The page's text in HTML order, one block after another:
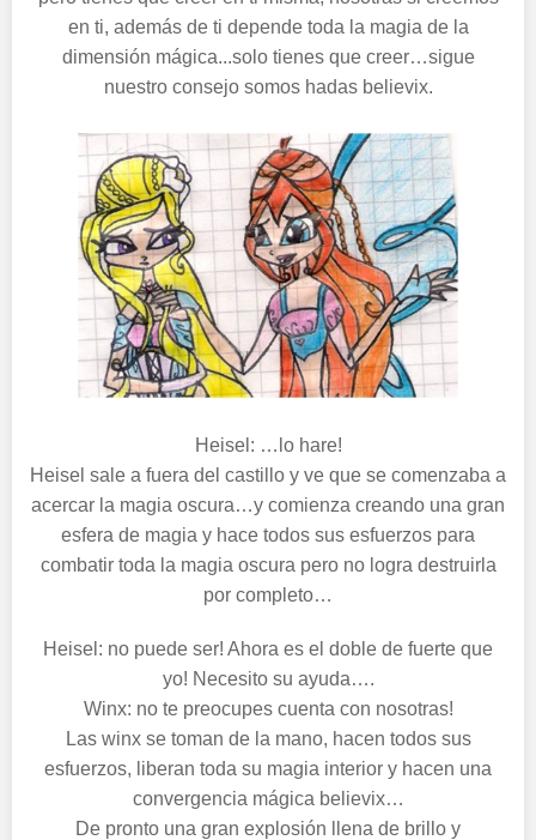
en ti, además de ti depende toda la magia de la
dimensión mágica...solo tienes que creer…sigue
nuestro consejo somos hadas believix.
Heisel: …lo hare!
Heisel sale a fuera del castillo y ve que se comenzaba a
acercar la magia oscura…y comienza creando una gran
esfera de magia y hace todos sus esfuerzos para
combatir toda la magia oscura pero no logra destruirla
por completo…
Heisel: no puede ser! Ahora es el doble de fuerte que
yo! Necesito su ayuda….
Winx: no te preocupes cuenta con nosotras!
Las winx se toman de la mano, hacen todos sus
esfuerzos, liberan toda su magia interior y hacen una
convergencia mágica believix…
De pronto una gran explosión llena de brillo y